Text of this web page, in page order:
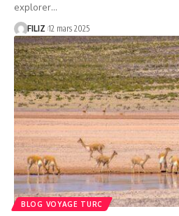
explorer…
FILIZ 12 mars 2025
BLOG VOYAGE TURC